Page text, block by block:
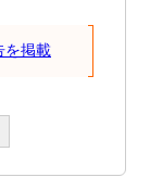
を掲載